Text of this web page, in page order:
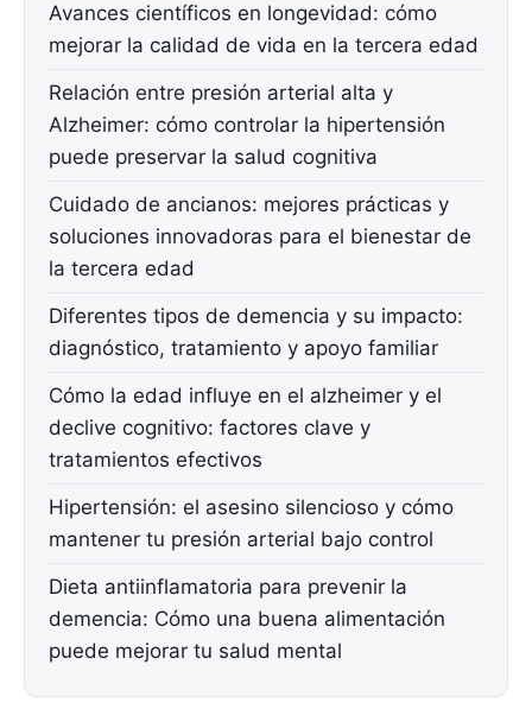
Avances científicos en longevidad: cómo
mejorar la calidad de vida en la tercera edad
Relación entre presión arterial alta y
Alzheimer: cómo controlar la hipertensión
puede preservar la salud cognitiva
Cuidado de ancianos: mejores prácticas y
soluciones innovadoras para el bienestar de
la tercera edad
Diferentes tipos de demencia y su impacto:
diagnóstico, tratamiento y apoyo familiar
Cómo la edad influye en el alzheimer y el
declive cognitivo: factores clave y
tratamientos efectivos
Hipertensión: el asesino silencioso y cómo
mantener tu presión arterial bajo control
Dieta antiinflamatoria para prevenir la
demencia: Cómo una buena alimentación
puede mejorar tu salud mental